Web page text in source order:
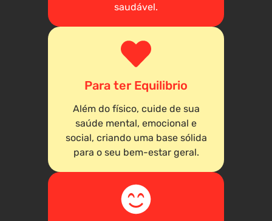
saudável.
Para ter Equilibrio
Além do físico, cuide de sua
saúde mental, emocional e
social, criando uma base sólida
para o seu bem-estar geral.